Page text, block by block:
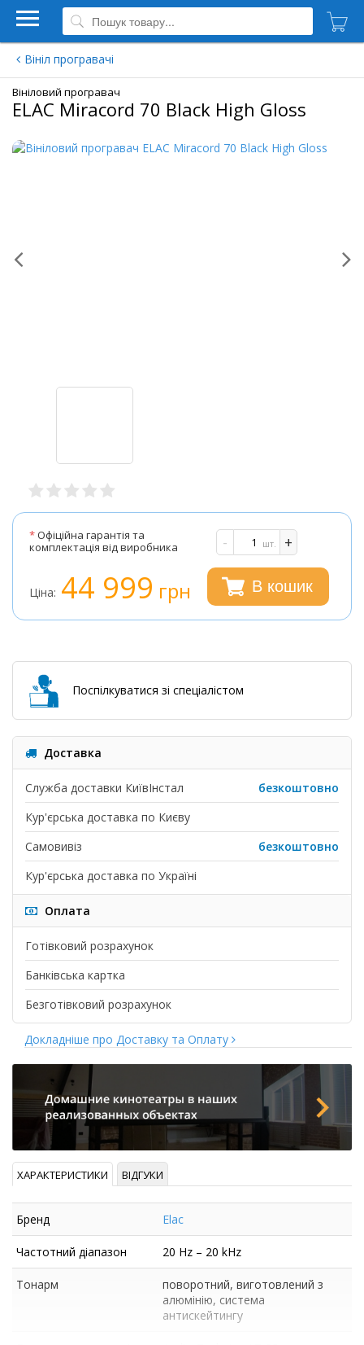
Вініл програвачі
Вініловий програвач
ELAC Miracord 70 Black High Gloss
*Офіційна гарантія та
комплектація від виробника
- +
шт.
Ціна: 44 999 грн В кошик
Поспілкуватися зі спеціалістом
Доставка
Служба доставки КиївІнстал
безкоштовно
Кур'єрська доставка по Києву
Самовивіз
безкоштовно
Кур'єрська доставка по Україні
Оплата
Готівковий розрахунок
Банківська картка
Безготівковий розрахунок
Докладніше про Доставку та Оплату
ХАРАКТЕРИСТИКИ ВІДГУКИ
Бренд Elac
Частотний діапазон 20 Hz – 20 kHz
Тонарм
поворотний, виготовлений з
алюмінію, система
антискейтингу